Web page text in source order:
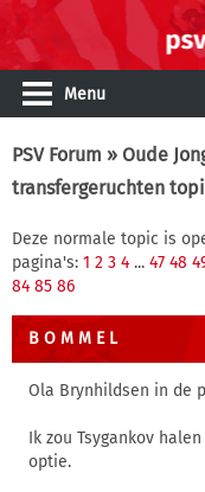
Menu
PSV Forum » Oude
transfergeruchten
Deze normale topic is
pagina's: 1 2 3 4 ... 47 48
84 85 86
B O M M E L
Ola Brynhildsen in de
Ik zou Tsygankov
optie.